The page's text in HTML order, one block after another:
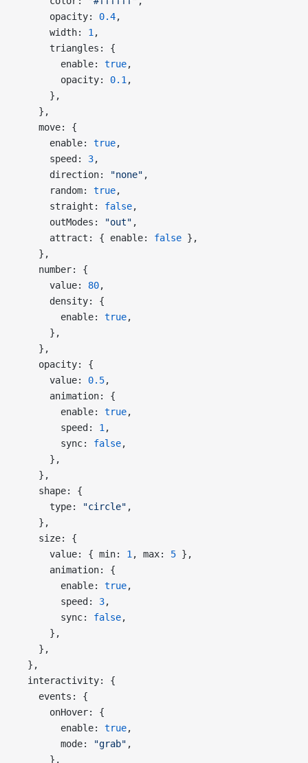
      opacity:
0.4,
      width:
1 ,
      triangles: {
        enable:
true,
        opacity:
0.1 ,
      },
    },
    move: {
      enable:
true,
      speed:
3,
      direction:
"none" ,
      random:
true,
      straight:
false,
      outModes:
"out" ,
      attract: { enable:
false },
    },
    number: {
      value:
80,
      density: {
        enable:
true,
      },
    },
    opacity: {
      value:
0.5,
      animation: {
        enable:
true,
        speed:
1 ,
        sync:
false,
      },
    },
    shape: {
      type:
"circle" ,
    },
    size: {
      value: { min:
1 , max: 5 },
      animation: {
        enable:
true,
        speed:
3,
        sync:
false,
      },
    },
  },
  interactivity: {
    events: {
      onHover: {
        enable:
true,
        mode:
"grab" ,
      },